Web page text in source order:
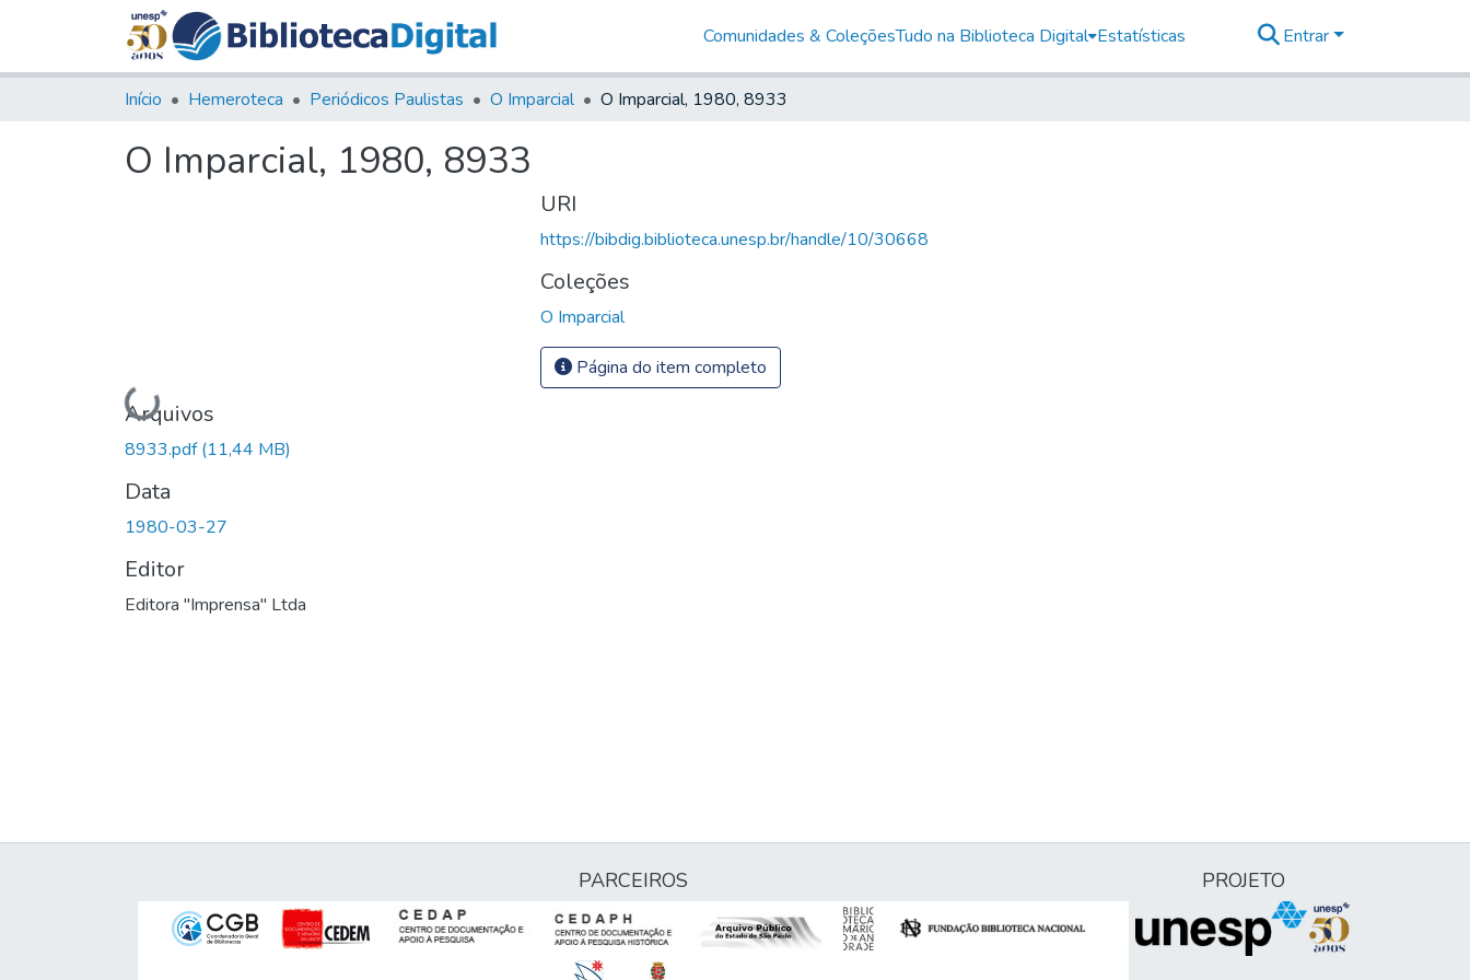
Comunidades & ColeçõesTudo na Biblioteca Digital Estatísticas Entrar
Início Hemeroteca Periódicos Paulistas O Imparcial O Imparcial, 1980, 8933
O Imparcial, 1980, 8933
Carregando...
Arquivos
8933.pdf(11,44 MB)
Data
1980-03-27
Editor
Editora "Imprensa" Ltda
URI
https://bibdig.biblioteca.unesp.br/handle/10/30668
Coleções
O Imparcial
Página do item completo
PARCEIROS PROJETO